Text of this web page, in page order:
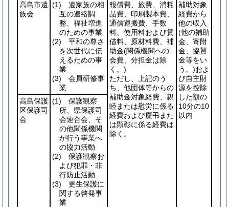
高島市遺
族会
(1) 遺家族の相
互の連絡調
整、福祉増進
のための事業
(2) 平和の尊さ
を次世代に伝
えるための事
業
(3) 会員研修事
業
報償費、旅費、消耗
品費、印刷製本費、
通信運搬費、手数
料、使用料および賃
借料、原材料費、補
助金(関係機関への
会費、分担金は除
く。)
ただし、上記のう
ち、他団体等からの
補助金対象経費、親
睦または慰労に係る
経費および慶弔また
は顕彰に係る経費は
除く。
補助対象
経費から
他の収入
(他の補助
金、寄附
金、協賛
金等をい
う。)およ
び自主財
源を控除
した額の
10分の10
以内
高島保護
区保護司
会
(1) 保護観察
所、県保護司
会連合会、そ
の他関係機関
が行う事業へ
の協力活動
(2) 保護観察お
よび犯罪・非
行防止活動
(3) 更生保護に
関する啓発事
業